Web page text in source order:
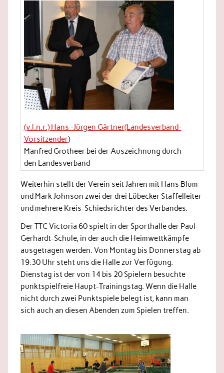
(v.l.n.r:) Hans -Jürgen Gärtner(Landesverband-
Vorsitzender)
Manfred Grotheer bei der Auszeichnung durch
den Landesverband
Weiterhin stellt der Verein seit Jahren mit Hans Blum
und Mark Johnson zwei der drei Lübecker Staffelleiter
und mehrere Kreis-Schiedsrichter des Verbandes.
Der TTC Victoria 60 spielt in der Sporthalle der Paul-
Gerhardt-Schule, in der auch die Heimwettkämpfe
ausgetragen werden. Von Montag bis Donnerstag ab
19:30 Uhr steht uns die Halle zur Verfügung.
Dienstag ist der von 14 bis 20 Spielern besuchte
punktspielfreie Haupt-Trainingstag. Wenn die Halle
nicht durch zwei Punktspiele belegt ist, kann man
sich auch an diesen Abenden zum Spielen treffen.